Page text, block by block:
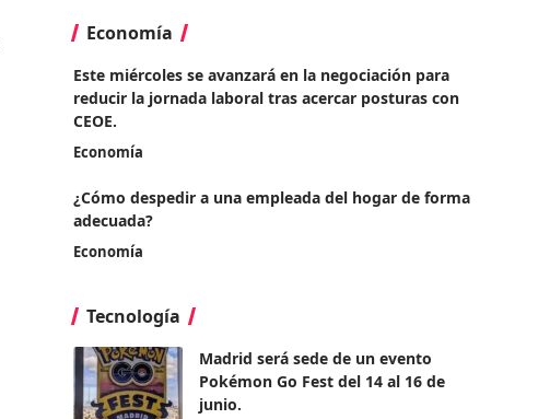
Economía
Este miércoles se avanzará en la negociación para
reducir la jornada laboral tras acercar posturas con
CEOE.
Economía
¿Cómo despedir a una empleada del hogar de forma
adecuada?
Economía
Tecnología
Madrid será sede de un evento
Pokémon Go Fest del 14 al 16 de
junio.